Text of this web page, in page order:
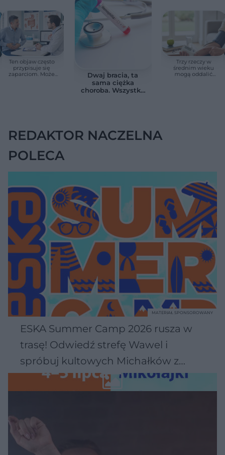
Ten objaw często
przypisuje się
zaparciom. Może
Dwaj bracia, ta
sama ciężka
choroba. Wszystko
Trzy rzeczy w
średnim wieku
mogą oddalić
REDAKTOR NACZELNA
POLECA
ESKA Summer Camp 2026 rusza w
trasę! Odwiedź strefę Wawel i
spróbuj kultowych Michałków z
Wawelu
MATERIAŁ SPONSOROWANY